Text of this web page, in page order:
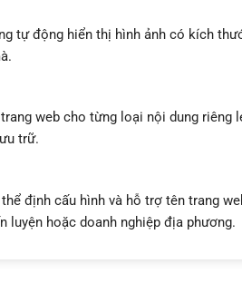
tự động hiển thị hình ảnh có kích
web cho từng loại nội dung riêng
trữ.
định cấu hình và hỗ trợ tên trang
luyện hoặc doanh nghiệp địa phương.